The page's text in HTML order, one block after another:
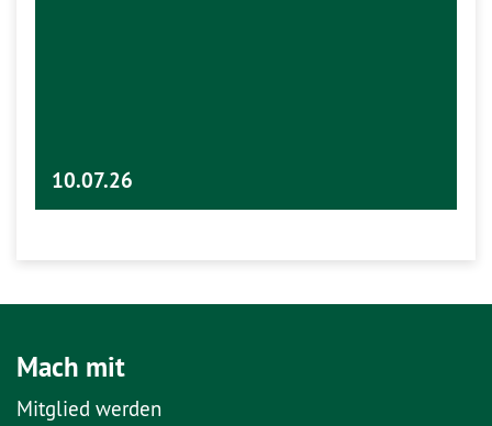
10.07.26
Mach mit
Mitglied werden